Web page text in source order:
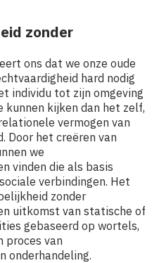
zonder
ons dat we onze oude
hard nodig
individu tot zijn omgeving
kijken dan het zelf,
vermogen van
Door het creëren van
we
vinden die als basis
verbindingen. Het
zonder
uitkomst van statische of
gebaseerd op wortels,
proces van
onderhandeling.